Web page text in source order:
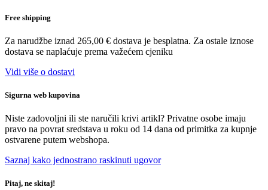
Free shipping
Za narudžbe iznad 265,00 € dostava je besplatna. Za ostale iznose
dostava se naplaćuje prema važećem cjeniku
Vidi više o dostavi
Sigurna web kupovina
Niste zadovoljni ili ste naručili krivi artikl? Privatne osobe imaju
pravo na povrat sredstava u roku od 14 dana od primitka za kupnje
ostvarene putem webshopa.
Saznaj kako jednostrano raskinuti ugovor
Pitaj, ne skitaj!